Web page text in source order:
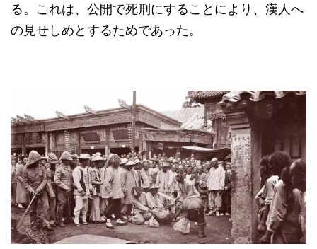
る。これは、公開で死刑にすることにより、漢人へ
の見せしめとするためであった。